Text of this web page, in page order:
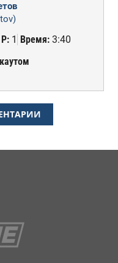
Р:1 Время:3:40